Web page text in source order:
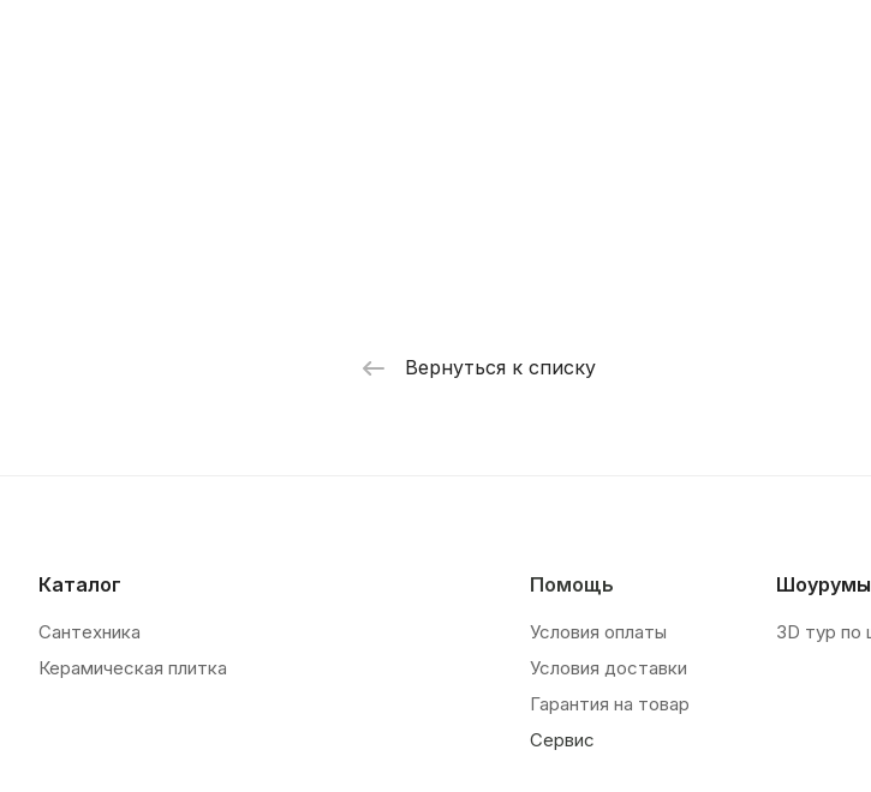
Вернуться к списку
Каталог
Сантехника
Керамическая плитка
Помощь
Условия оплаты
Условия доставки
Гарантия на товар
Сервис
Шоурумы
3D тур по